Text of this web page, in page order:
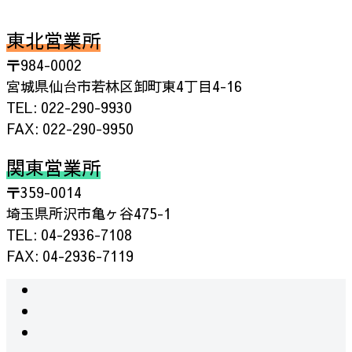
東北営業所
〒984-0002
宮城県仙台市若林区卸町東4丁目4-16
TEL: 022-290-9930
FAX: 022-290-9950
関東営業所
〒359-0014
埼玉県所沢市亀ヶ谷475-1
TEL: 04-2936-7108
FAX: 04-2936-7119